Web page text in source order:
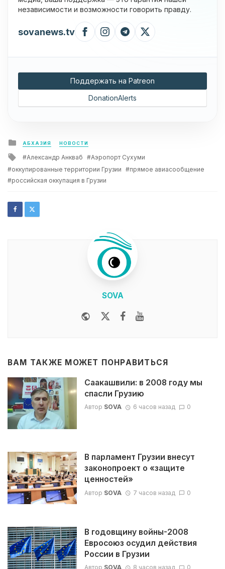
независимости и возможности говорить правду.
sovanews.tv
Поддержать на Patreon
DonationAlerts
Posted
in
АБХАЗИЯ НОВОСТИ
Tagged
Александр Анкваб
Аэропорт Сухуми
оккупированные территории Грузии
прямое авиасообщение
российская оккупация в Грузии
SOVA
WebsiteTwitterFacebook
ВАМ ТАКЖЕ МОЖЕТ ПОНРАВИТЬСЯ
Саакашвили: в 2008 году мы
спасли Грузию
Автор SOVA 6 часов назад 0
В парламент Грузии внесут
законопроект о «защите
ценностей»
Автор SOVA 7 часов назад 0
В годовщину войны-2008
Евросоюз осудил действия
России в Грузии
Автор SOVA 8 часов назад 0